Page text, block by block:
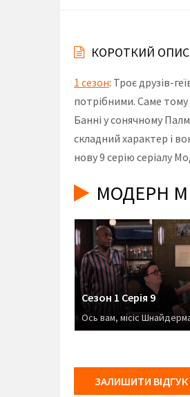
КОРОТКИЙ ОПИС
1 сезон: Троє друзів-
потрібними. Саме тому
Банні у сонячному
складний характер і
нову 9 серію серіалу
МОДЕРН
Сезон 1 Серія 9
Ось вам, місіс
ЗАЛИШИТИ ВІДГУК